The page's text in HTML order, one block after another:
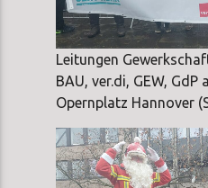
Leitungen
BAU, ver.di, GEW, GdP
Opernplatz Hannover